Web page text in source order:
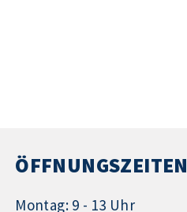
ÖFFNUNGSZEITEN
Montag: 9 - 13 Uhr